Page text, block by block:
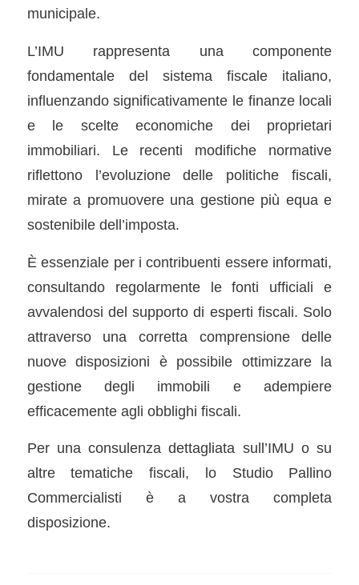
municipale.
L’IMU rappresenta una componente
fondamentale del sistema fiscale italiano,
influenzando significativamente le finanze locali
e le scelte economiche dei proprietari
immobiliari. Le recenti modifiche normative
riflettono l’evoluzione delle politiche fiscali,
mirate a promuovere una gestione più equa e
sostenibile dell’imposta.
È essenziale per i contribuenti essere informati,
consultando regolarmente le fonti ufficiali e
avvalendosi del supporto di esperti fiscali. Solo
attraverso una corretta comprensione delle
nuove disposizioni è possibile ottimizzare la
gestione degli immobili e adempiere
efficacemente agli obblighi fiscali.
Per una consulenza dettagliata sull’IMU o su
altre tematiche fiscali, lo Studio Pallino
Commercialisti è a vostra completa
disposizione.